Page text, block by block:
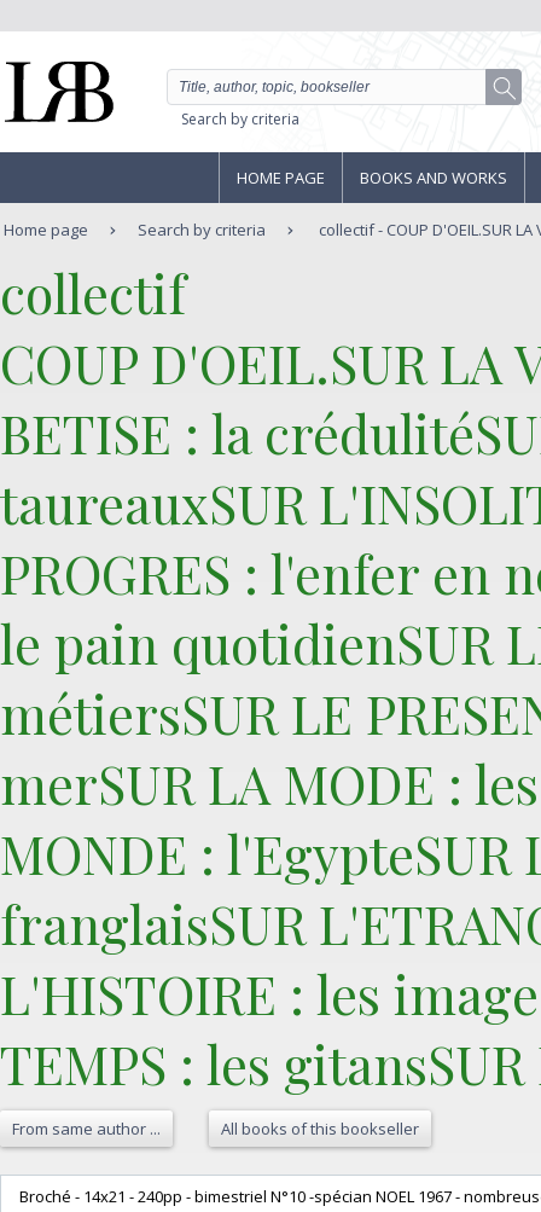
Search by criteria
HOME PAGE BOOKS AND WORKS
Home page Search by criteria collectif - COUP D'OEIL.SUR
‎collectif‎
‎COUP D'OEIL.SUR LA
BETISE : la
taureauxSUR
PROGRES : l'enfer en
le pain quotidienSUR
métiersSUR LE
merSUR LA MODE :
MONDE : l'EgypteSUR
franglaisSUR
L'HISTOIRE : les
TEMPS : les
From same author ... All books of this bookseller
Broché - 14x21 - 240pp - bimestriel N°10 -spécian NOEL 1967 -